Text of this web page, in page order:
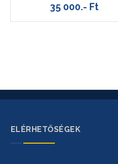
35 000.- Ft
ELÉRHETŐSÉGEK